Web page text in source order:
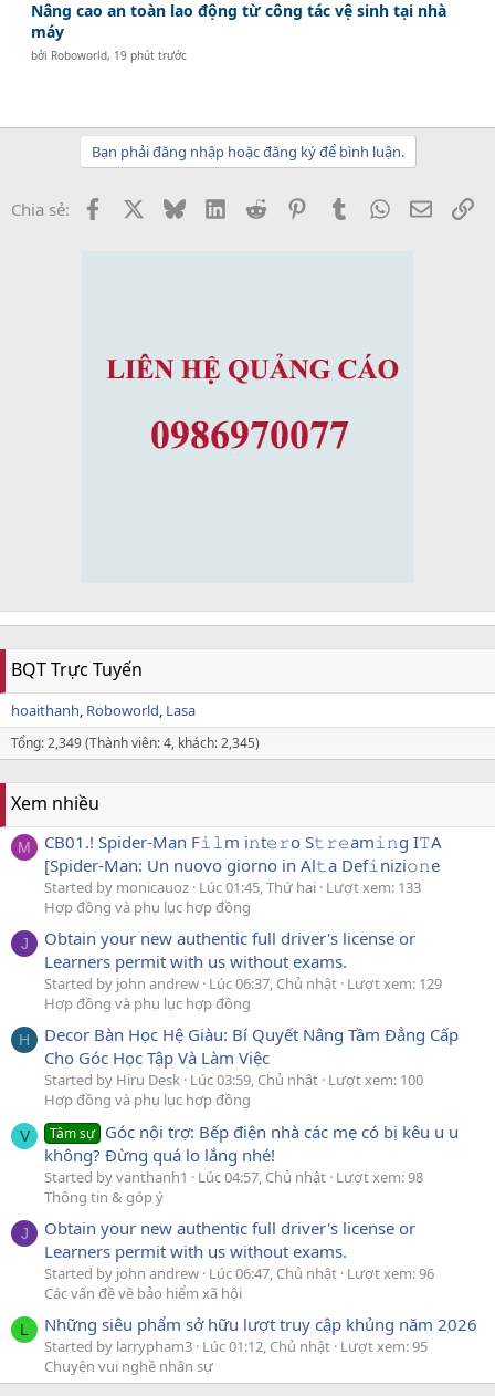
Nâng cao an toàn lao động từ công tác vệ sinh tại nhà
máy
bởi Roboworld, 19 phút trước
Bạn phải đăng nhập hoặc đăng ký để bình luận.
Chia sẻ: Facebook BlueskyLinkedInReddit PinterestTumblrWhatsApp
Email
BQT Trực Tuyến
hoaithanh Roboworld Lasa
Tổng: 2,349 (Thành viên: 4, khách: 2,345)
Xem nhiều
M
CB01.! Spider-Man F𝚒𝚕m i𝚗t𝚎𝚛o S𝚝𝚛𝚎am𝚒𝚗g I𝚃A
[Spider-Man: Un nuovo giorno in Al𝚝a Def𝚒nizi𝚘𝚗e
Started by monicauoz Lúc 01:45, Thứ hai Lượt xem: 133
Hợp đồng và phụ lục hợp đồng
J
Obtain your new authentic full driver's license or
Learners permit with us without exams.
Started by john andrew Lúc 06:37, Chủ nhật Lượt xem: 129
Hợp đồng và phụ lục hợp đồng
H
Decor Bàn Học Hệ Giàu: Bí Quyết Nâng Tầm Đẳng Cấp
Cho Góc Học Tập Và Làm Việc
Started by Hiru Desk Lúc 03:59, Chủ nhật Lượt xem: 100
Hợp đồng và phụ lục hợp đồng
V Tâm sự Góc nội trợ: Bếp điện nhà các mẹ có bị kêu u u
không? Đừng quá lo lắng nhé!
Started by vanthanh1 Lúc 04:57, Chủ nhật Lượt xem: 98
Thông tin & góp ý
J
Obtain your new authentic full driver's license or
Learners permit with us without exams.
Started by john andrew Lúc 06:47, Chủ nhật Lượt xem: 96
Các vấn đề về bảo hiểm xã hội
L Những siêu phẩm sở hữu lượt truy cập khủng năm 2026
Started by larrypham3 Lúc 01:12, Chủ nhật Lượt xem: 95
Chuyện vui nghề nhân sự